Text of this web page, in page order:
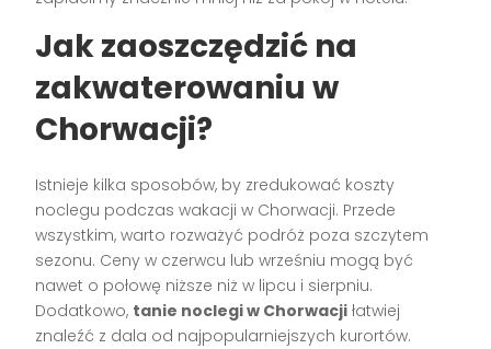
Jak zaoszczędzić na
zakwaterowaniu w
Chorwacji?
Istnieje kilka sposobów, by zredukować koszty
noclegu podczas wakacji w Chorwacji. Przede
wszystkim, warto rozważyć podróż poza szczytem
sezonu. Ceny w czerwcu lub wrześniu mogą być
nawet o połowę niższe niż w lipcu i sierpniu.
Dodatkowo, tanie noclegi w Chorwacji łatwiej
znaleźć z dala od najpopularniejszych kurortów.